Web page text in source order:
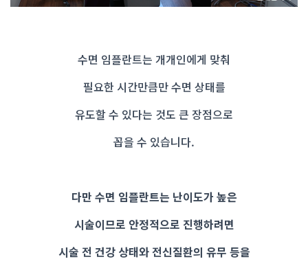
수면 임플란트는 개개인에게 맞춰
필요한 시간만큼만 수면 상태를
유도할 수 있다는 것도 큰 장점으로
꼽을 수 있습니다.
다만 수면 임플란트는 난이도가 높은
시술이므로 안정적으로 진행하려면
시술 전 건강 상태와 전신질환의 유무 등을